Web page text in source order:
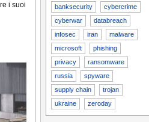
i suoi
banksecurity
cybercrime
cyberwar
databreach
infosec
iran
malware
microsoft
phishing
privacy
ransomware
russia
spyware
supply chain
trojan
ukraine
zeroday